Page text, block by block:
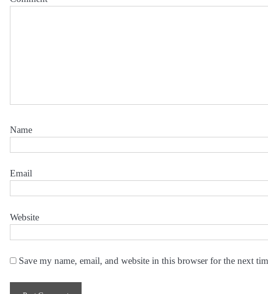
Name
Email
Website
Save my name, email, and website in this browser for the next